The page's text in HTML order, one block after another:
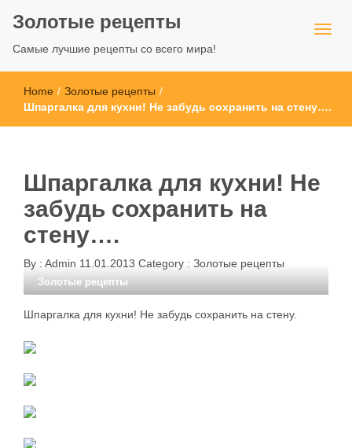
Золотые рецепты
Самые лучшие рецепты со всего мира!
Home / Золотые рецепты /
Шпаргалка для кухни! Не забудь сохранить на стену….
Шпаргалка для кухни! Не
забудь сохранить на
стену….
By : Admin 11.01.2013 Category : Золотые рецепты
Золотые рецепты
Шпаргалка для кухни! Не забудь сохранить на стену.